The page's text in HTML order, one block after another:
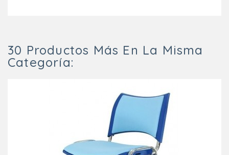
30 Productos Más En La Misma
Categoría: